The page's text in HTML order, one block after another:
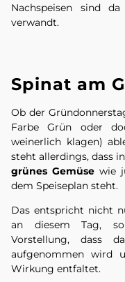
Nachspeisen sind
verwandt.
Spinat am
Ob der
Farbe Grün oder
weinerlich klagen)
steht allerdings, dass
grünes Gemüsewie
dem Speiseplan steht.
Das entspricht nicht
an diesem Tag,
Vorstellung, dass
aufgenommen wird
Wirkung entfaltet.